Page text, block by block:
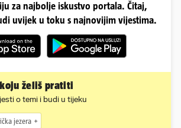
za najbolje iskustvo portala. Čitaj,
uvijek u toku s najnovijim vijestima.
želiš pratiti
o temi i budi u tijeku
jezera